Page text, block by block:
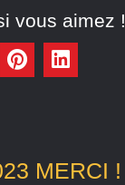
vous aimez !
MERCI !